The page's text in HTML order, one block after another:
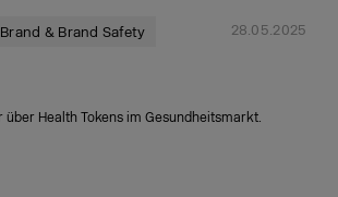
Brand & Brand Safety 28.05.2025